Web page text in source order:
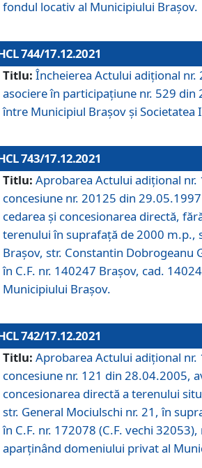
fondul locativ al Municipiului Brașov.
744/17.12.2021
Titlu: Încheierea Actului adițional nr.
asociere în participațiune nr. 529
între Municipiul Brașov și Societatea
743/17.12.2021
Titlu: Aprobarea Actului adiţional nr.
concesiune nr. 20125 din
cedarea și concesionarea directă,
terenului în suprafață de 2000 m.p.,
Brașov, str. Constantin Dobrogeanu
în C.F. nr. 140247 Brașov, cad.
Municipiului Brașov.
742/17.12.2021
Titlu: Aprobarea Actului adiţional nr.
concesiune nr. 121 din 28.04.2005,
concesionarea directă a terenului
str. General Mociulschi nr. 21, în
în C.F. nr. 172078 (C.F. vechi
aparținând domeniului privat al